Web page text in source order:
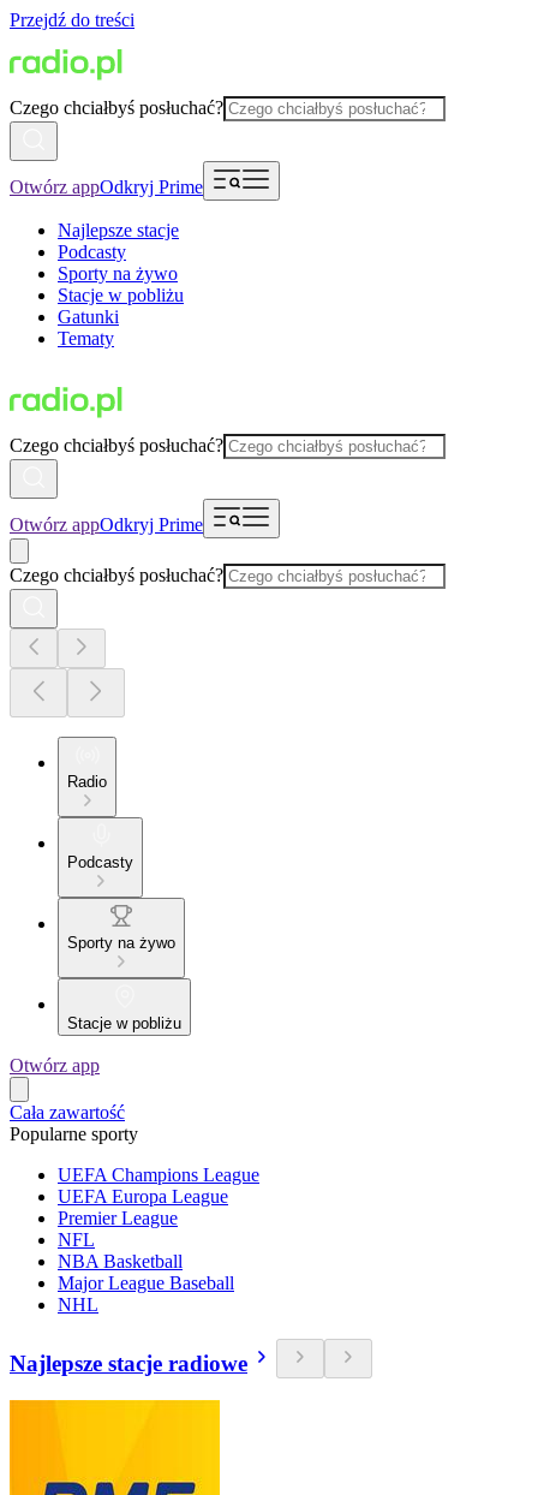
Przejdź do treści
Czego chciałbyś posłuchać?
Otwórz appOdkryj Prime
Najlepsze stacje
Podcasty
Sporty na żywo
Stacje w pobliżu
Gatunki
Tematy
Czego chciałbyś posłuchać?
Otwórz appOdkryj Prime
Czego chciałbyś posłuchać?
Radio
Podcasty
Sporty na żywo
Stacje w pobliżu
Otwórz app
Cała zawartość
Popularne sporty
UEFA Champions League
UEFA Europa League
Premier League
NFL
NBA Basketball
Major League Baseball
NHL
Najlepsze stacje radiowe